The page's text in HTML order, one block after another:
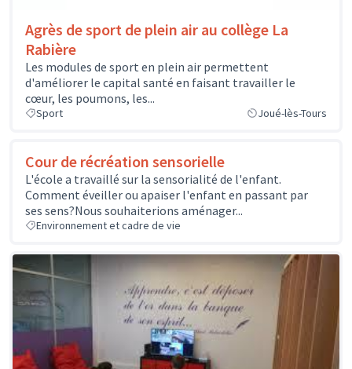
Agrès de sport de plein air au collège La
Rabière
Les modules de sport en plein air permettent
d'améliorer le capital santé en faisant travailler le
cœur, les poumons, les...
Sport Joué-lès-Tours
Cour de récréation sensorielle
L'école a travaillé sur la sensorialité de l'enfant.
Comment éveiller ou apaiser l'enfant en passant par
ses sens?Nous souhaiterions aménager...
Environnement et cadre de vie